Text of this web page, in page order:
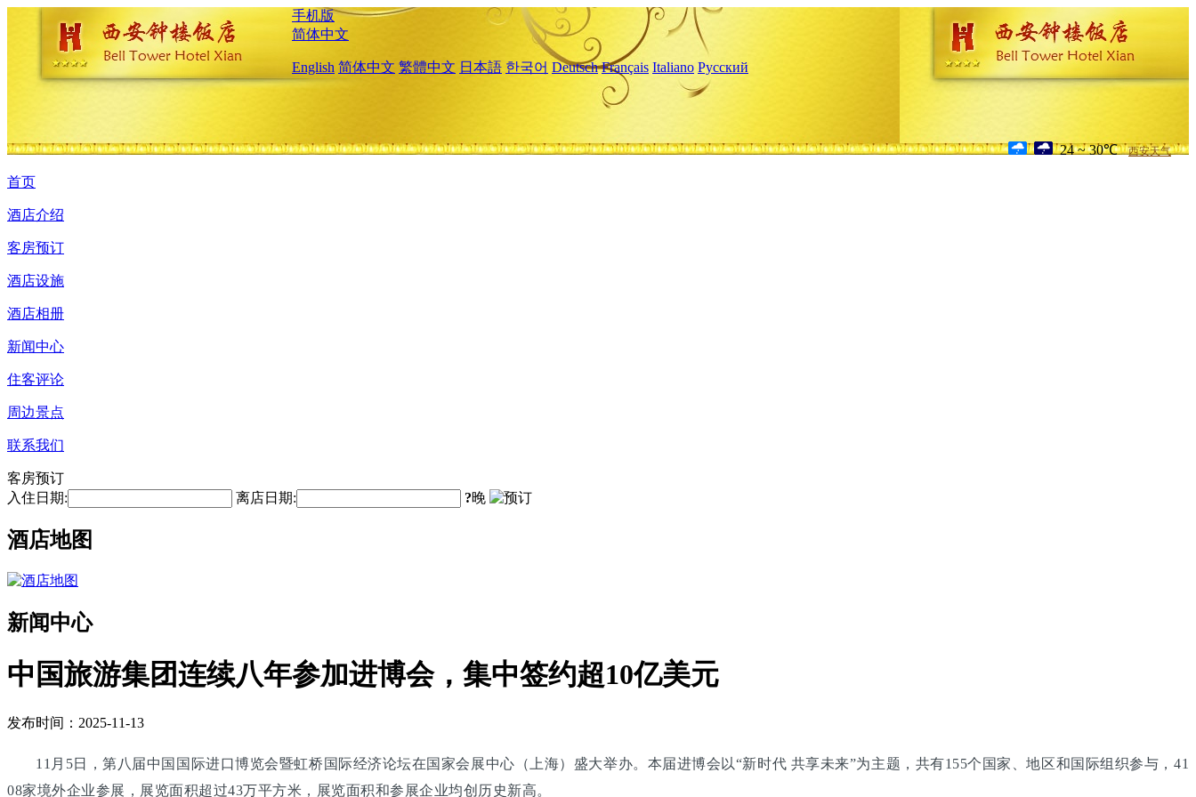
手机版
简体中文
English 简体中文 繁體中文 日本語 한국어 Deutsch Français Italiano Русский
24 ~ 30℃ 西安天气
首页
酒店介绍
客房预订
酒店设施
酒店相册
新闻中心
住客评论
周边景点
联系我们
客房预订
入住日期:
离店日期: ?晚
酒店地图
新闻中心
中国旅游集团连续八年参加进博会，集中签约超10亿美元
发布时间：2025-11-13
11月5日，第八届中国国际进口博览会暨虹桥国际经济论坛在国家会展中心（上海）盛大举办。本届进博会以“新时代 共享未来”为主题，共有155个国家、地区和国际组织参与，41
08家境外企业参展，展览面积超过43万平方米，展览面积和参展企业均创历史新高。